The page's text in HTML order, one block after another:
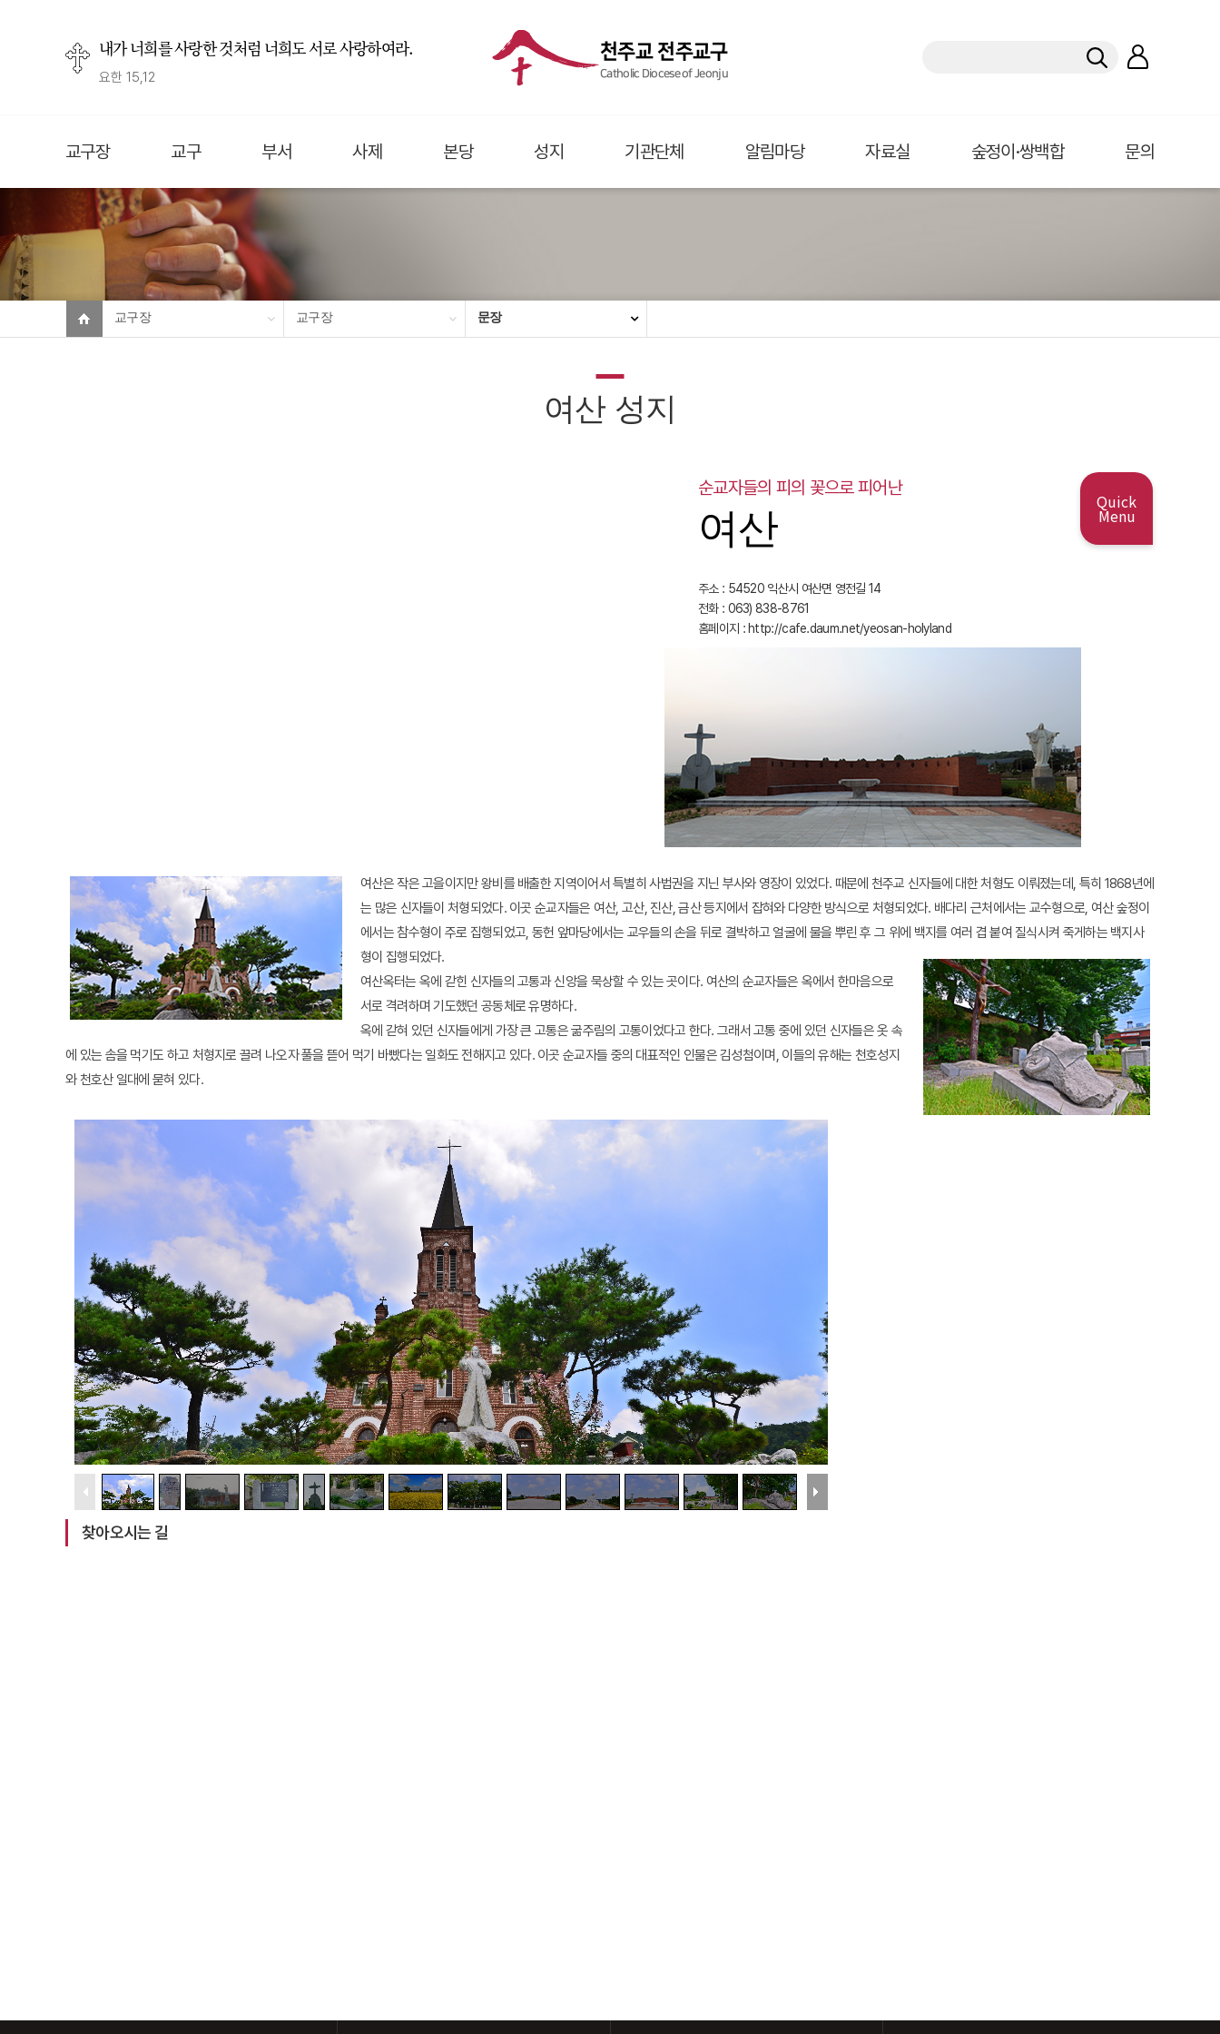
Quick
Menu
내가 너희를 사랑한 것처럼 너희도 서로 사랑하여라.
요한 15,12
천주교 전주교구
Catholic Diocese of Jeonju
교구장 교구 부서 사제 본당 성지 기관단체 알림마당 자료실 숲정이·쌍백합 문의
교구장 교구장 문장
여산 성지
순교자들의 피의 꽃으로 피어난
여산
주소 : 54520 익산시 여산면 영전길 14
전화 : 063) 838-8761
홈페이지 : http://cafe.daum.net/yeosan-holyland
여산은 작은 고을이지만 왕비를 배출한 지역이어서 특별히 사법권을 지닌 부사와 영장이 있었다. 때문에 천주교 신자들에 대한 처형도 이뤄졌는데, 특히 1868년에
는 많은 신자들이 처형되었다. 이곳 순교자들은 여산, 고산, 진산, 금산 등지에서 잡혀와 다양한 방식으로 처형되었다. 배다리 근처에서는 교수형으로, 여산 숲정이
에서는 참수형이 주로 집행되었고, 동헌 앞마당에서는 교우들의 손을 뒤로 결박하고 얼굴에 물을 뿌린 후 그 위에 백지를 여러 겹 붙여 질식시켜 죽게하는 백지사
형이 집행되었다.
여산옥터는 옥에 갇힌 신자들의 고통과 신앙을 묵상할 수 있는 곳이다. 여산의 순교자들은 옥에서 한마음으로
서로 격려하며 기도했던 공동체로 유명하다.
옥에 갇혀 있던 신자들에게 가장 큰 고통은 굶주림의 고통이었다고 한다. 그래서 고통 중에 있던 신자들은 옷 속
에 있는 솜을 먹기도 하고 처형지로 끌려 나오자 풀을 뜯어 먹기 바빴다는 일화도 전해지고 있다. 이곳 순교자들 중의 대표적인 인물은 김성첨이며, 이들의 유해는 천호성지
와 천호산 일대에 묻혀 있다.
찾아오시는 길